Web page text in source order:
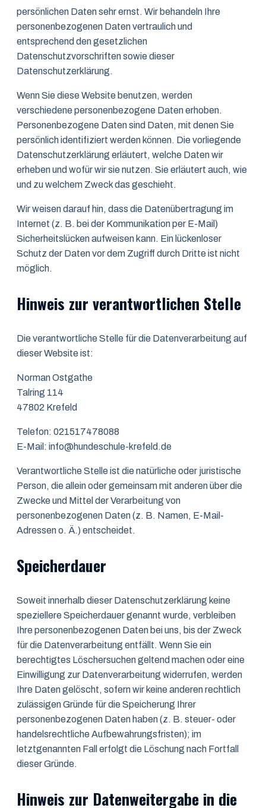
persönlichen Daten sehr ernst. Wir behandeln Ihre
personenbezogenen Daten vertraulich und
entsprechend den gesetzlichen
Datenschutzvorschriften sowie dieser
Datenschutzerklärung.
Wenn Sie diese Website benutzen, werden
verschiedene personenbezogene Daten erhoben.
Personenbezogene Daten sind Daten, mit denen Sie
persönlich identifiziert werden können. Die vorliegende
Datenschutzerklärung erläutert, welche Daten wir
erheben und wofür wir sie nutzen. Sie erläutert auch, wie
und zu welchem Zweck das geschieht.
Wir weisen darauf hin, dass die Datenübertragung im
Internet (z. B. bei der Kommunikation per E-Mail)
Sicherheitslücken aufweisen kann. Ein lückenloser
Schutz der Daten vor dem Zugriff durch Dritte ist nicht
möglich.
Hinweis zur verantwortlichen Stelle
Die verantwortliche Stelle für die Datenverarbeitung auf
dieser Website ist:
Norman Ostgathe
Talring 114
47802 Krefeld
Telefon: 021517478088
E-Mail: info@hundeschule-krefeld.de
Verantwortliche Stelle ist die natürliche oder juristische
Person, die allein oder gemeinsam mit anderen über die
Zwecke und Mittel der Verarbeitung von
personenbezogenen Daten (z. B. Namen, E-Mail-
Adressen o. Ä.) entscheidet.
Speicherdauer
Soweit innerhalb dieser Datenschutzerklärung keine
speziellere Speicherdauer genannt wurde, verbleiben
Ihre personenbezogenen Daten bei uns, bis der Zweck
für die Datenverarbeitung entfällt. Wenn Sie ein
berechtigtes Löschersuchen geltend machen oder eine
Einwilligung zur Datenverarbeitung widerrufen, werden
Ihre Daten gelöscht, sofern wir keine anderen rechtlich
zulässigen Gründe für die Speicherung Ihrer
personenbezogenen Daten haben (z. B. steuer- oder
handelsrechtliche Aufbewahrungsfristen); im
letztgenannten Fall erfolgt die Löschung nach Fortfall
dieser Gründe.
Hinweis zur Datenweitergabe in die